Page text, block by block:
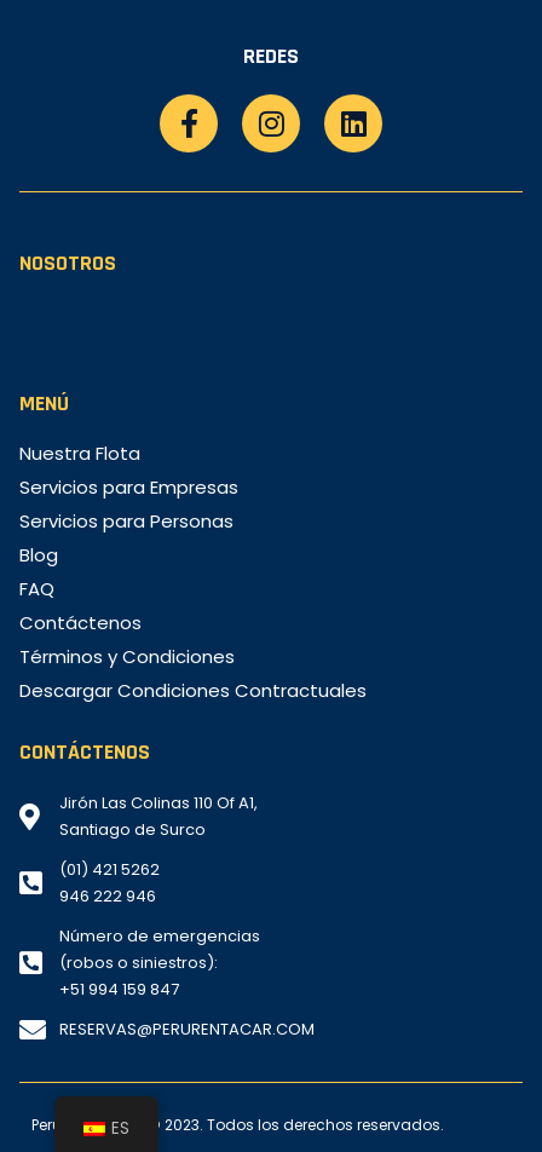
REDES
NOSOTROS
MENÚ
Nuestra Flota
Servicios para Empresas
Servicios para Personas
Blog
FAQ
Contáctenos
Términos y Condiciones
Descargar Condiciones Contractuales
CONTÁCTENOS
Jirón Las Colinas 110 Of A1,
Santiago de Surco
(01) 421 5262
946 222 946
Número de emergencias
(robos o siniestros):
+51 994 159 847
RESERVAS@PERURENTACAR.COM
Perú Rent a Car © 2023. Todos los derechos reservados.
ES